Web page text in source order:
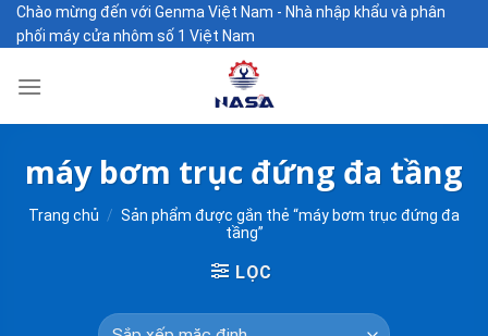
SkipChào mừng đến với Genma Việt Nam - Nhà nhập khẩu và phân
phối máy cửa nhôm số 1 Việt Nam
máy bơm trục đứng đa tầng
Trang chủ / Sản phẩm được gắn thẻ “máy bơm trục đứng đa
tầng”
LỌC